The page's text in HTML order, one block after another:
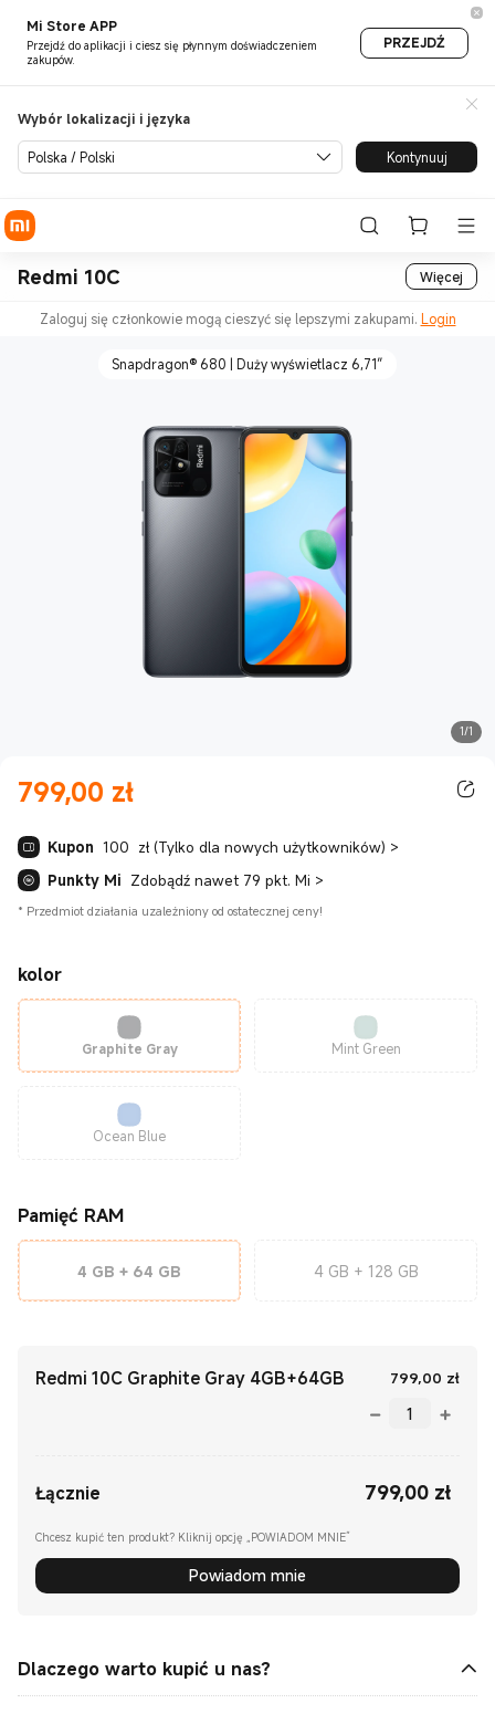
Mi Store APP
Przejdź do aplikacji i ciesz się płynnym doświadczeniem
zakupów.
PRZEJDŹ
Wybór lokalizacji i języka
Polska / Polski Kontynuuj
Redmi 10C Więcej
Zaloguj się członkowie mogą cieszyć się lepszymi zakupami. Login
1/1
Snapdragon® 680 | Duży wyświetlacz 6,71″
799,00 zł
Current Price zł799.00
Kupon 100 zł (Tylko dla nowych użytkowników) >
Punkty Mi Zdobądź nawet 79 pkt. Mi >
* Przedmiot działania uzależniony od ostatecznej ceny!
kolor
Graphite Gray Mint Green
Ocean Blue
Pamięć RAM
4 GB + 64 GB 4 GB + 128 GB
Redmi 10C Graphite Gray 4GB+64GB 799,00 zł
Łącznie 799,00 zł
Chcesz kupić ten produkt? Kliknij opcję „POWIADOM MNIE”
Powiadom mnie
Dlaczego warto kupić u nas?